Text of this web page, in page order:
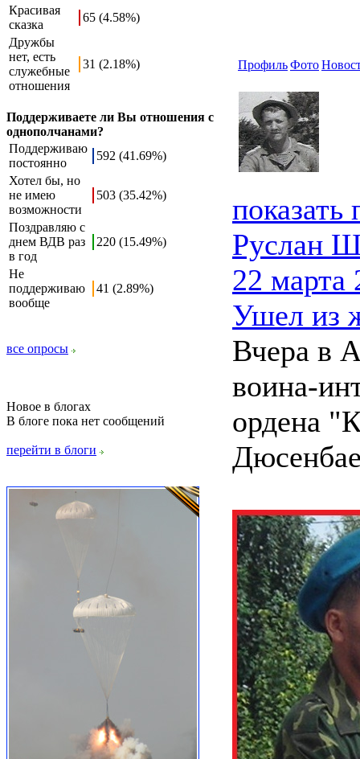
Красивая
сказка
65 (4.58%)
Дружбы
нет, есть
служебные
отношения
31 (2.18%)
Поддерживаете ли Вы отношения с
однополчанами?
Поддерживаю
постоянно
592 (41.69%)
Хотел бы, но
не имею
возможности
503 (35.42%)
Поздравляю с
днем ВДВ раз
в год
220 (15.49%)
Не
поддерживаю
вообще
41 (2.89%)
все опросы
Новое в блогах
В блоге пока нет сообщений
перейти в блоги
ПрофильФото
Руслан
22 марта
Ушел из
Вчера в
воина-
ордена